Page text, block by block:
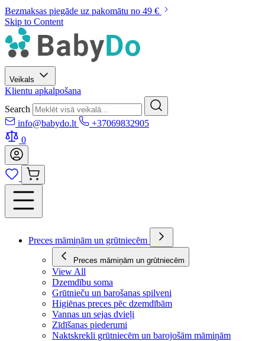
Bezmaksas piegāde uz pakomātu no 49 €
Skip to Content
Veikals
Klientu apkalpošana
Search
info@babydo.lt
+37069832905
0
Preces māmiņām un grūtniecēm
Preces māmiņām un grūtniecēm
View All
Dzemdību soma
Grūtnieču un barošanas spilveni
Higiēnas preces pēc dzemdībām
Vannas un sejas dvieļi
Zīdīšanas piederumi
Naktskrekli grūtniecēm un barojošām māmiņām